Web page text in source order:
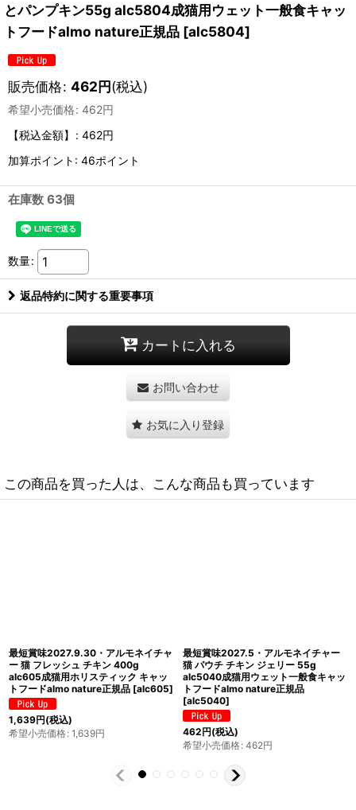
とパンプキン55g alc5804成猫用ウェット一般食キャッ
トフードalmo nature正規品 [alc5804]
販売価格: 462円(税込)
希望小売価格: 462円
【税込金額】
: 462円
加算ポイント: 46ポイント
在庫数 63個
数量:
返品特約に関する重要事項
カートに入れる
お問い合わせ
お気に入り登録
この商品を買った人は、こんな商品も買っています
最短賞味2027.8.31・アルモネイチャ
ー 猫 ヘアボールコントロール フレッ
シュ サーモン 400g alc662成猫 キャ
ットフード正規品 [alc662]
1,826円(税込)
希望小売価格: 1,826円
最短賞味2027.9・アルモネイチャー
猫 サーモン 70g缶alc5029成猫用ウ
ェット一般食キャットフードalmo
nature正規品 [alc5029]
561円(税込)
希望小売価格